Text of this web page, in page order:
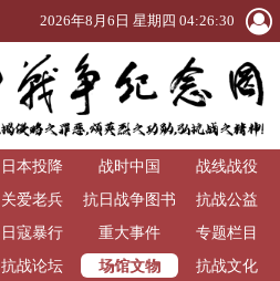
2026年8月6日 星期四 04:26:30
日本投降 战时中国
战线战役
关爱老兵
抗日战争图书
馆
抗战公益
日寇暴行 重大事件
专题栏目
抗战论坛 场馆文物 抗战文化